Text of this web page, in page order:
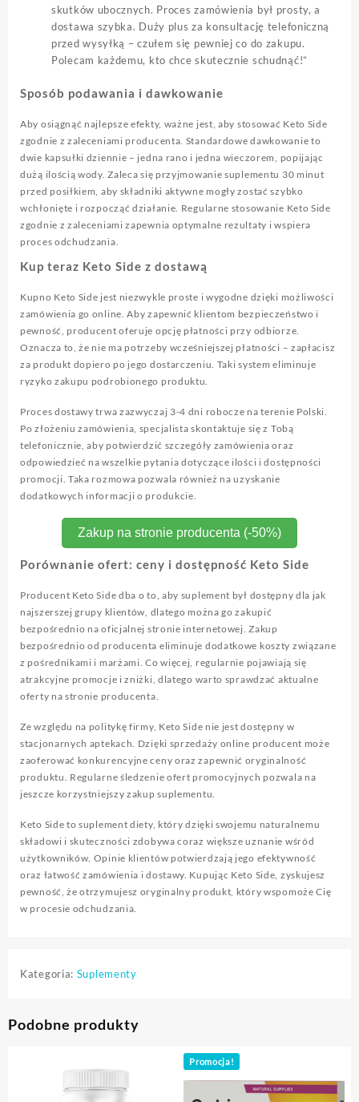
skutków ubocznych. Proces zamówienia był prosty, a
dostawa szybka. Duży plus za konsultację telefoniczną
przed wysyłką – czułem się pewniej co do zakupu.
Polecam każdemu, kto chce skutecznie schudnąć!”
Sposób podawania i dawkowanie
Aby osiągnąć najlepsze efekty, ważne jest, aby stosować Keto Side
zgodnie z zaleceniami producenta. Standardowe dawkowanie to
dwie kapsułki dziennie – jedna rano i jedna wieczorem, popijając
dużą ilością wody. Zaleca się przyjmowanie suplementu 30 minut
przed posiłkiem, aby składniki aktywne mogły zostać szybko
wchłonięte i rozpocząć działanie. Regularne stosowanie Keto Side
zgodnie z zaleceniami zapewnia optymalne rezultaty i wspiera
proces odchudzania.
Kup teraz Keto Side z dostawą
Kupno Keto Side jest niezwykle proste i wygodne dzięki możliwości
zamówienia go online. Aby zapewnić klientom bezpieczeństwo i
pewność, producent oferuje opcję płatności przy odbiorze.
Oznacza to, że nie ma potrzeby wcześniejszej płatności – zapłacisz
za produkt dopiero po jego dostarczeniu. Taki system eliminuje
ryzyko zakupu podrobionego produktu.
Proces dostawy trwa zazwyczaj 3-4 dni robocze na terenie Polski.
Po złożeniu zamówienia, specjalista skontaktuje się z Tobą
telefonicznie, aby potwierdzić szczegóły zamówienia oraz
odpowiedzieć na wszelkie pytania dotyczące ilości i dostępności
promocji. Taka rozmowa pozwala również na uzyskanie
dodatkowych informacji o produkcie.
Zakup na stronie producenta (-50%)
Porównanie ofert: ceny i dostępność Keto Side
Producent Keto Side dba o to, aby suplement był dostępny dla jak
najszerszej grupy klientów, dlatego można go zakupić
bezpośrednio na oficjalnej stronie internetowej. Zakup
bezpośrednio od producenta eliminuje dodatkowe koszty związane
z pośrednikami i marżami. Co więcej, regularnie pojawiają się
atrakcyjne promocje i zniżki, dlatego warto sprawdzać aktualne
oferty na stronie producenta.
Ze względu na politykę firmy, Keto Side nie jest dostępny w
stacjonarnych aptekach. Dzięki sprzedaży online producent może
zaoferować konkurencyjne ceny oraz zapewnić oryginalność
produktu. Regularne śledzenie ofert promocyjnych pozwala na
jeszcze korzystniejszy zakup suplementu.
Keto Side to suplement diety, który dzięki swojemu naturalnemu
składowi i skuteczności zdobywa coraz większe uznanie wśród
użytkowników. Opinie klientów potwierdzają jego efektywność
oraz łatwość zamówienia i dostawy. Kupując Keto Side, zyskujesz
pewność, że otrzymujesz oryginalny produkt, który wspomoże Cię
w procesie odchudzania.
Kategoria: Suplementy
Podobne produkty
Promocja!